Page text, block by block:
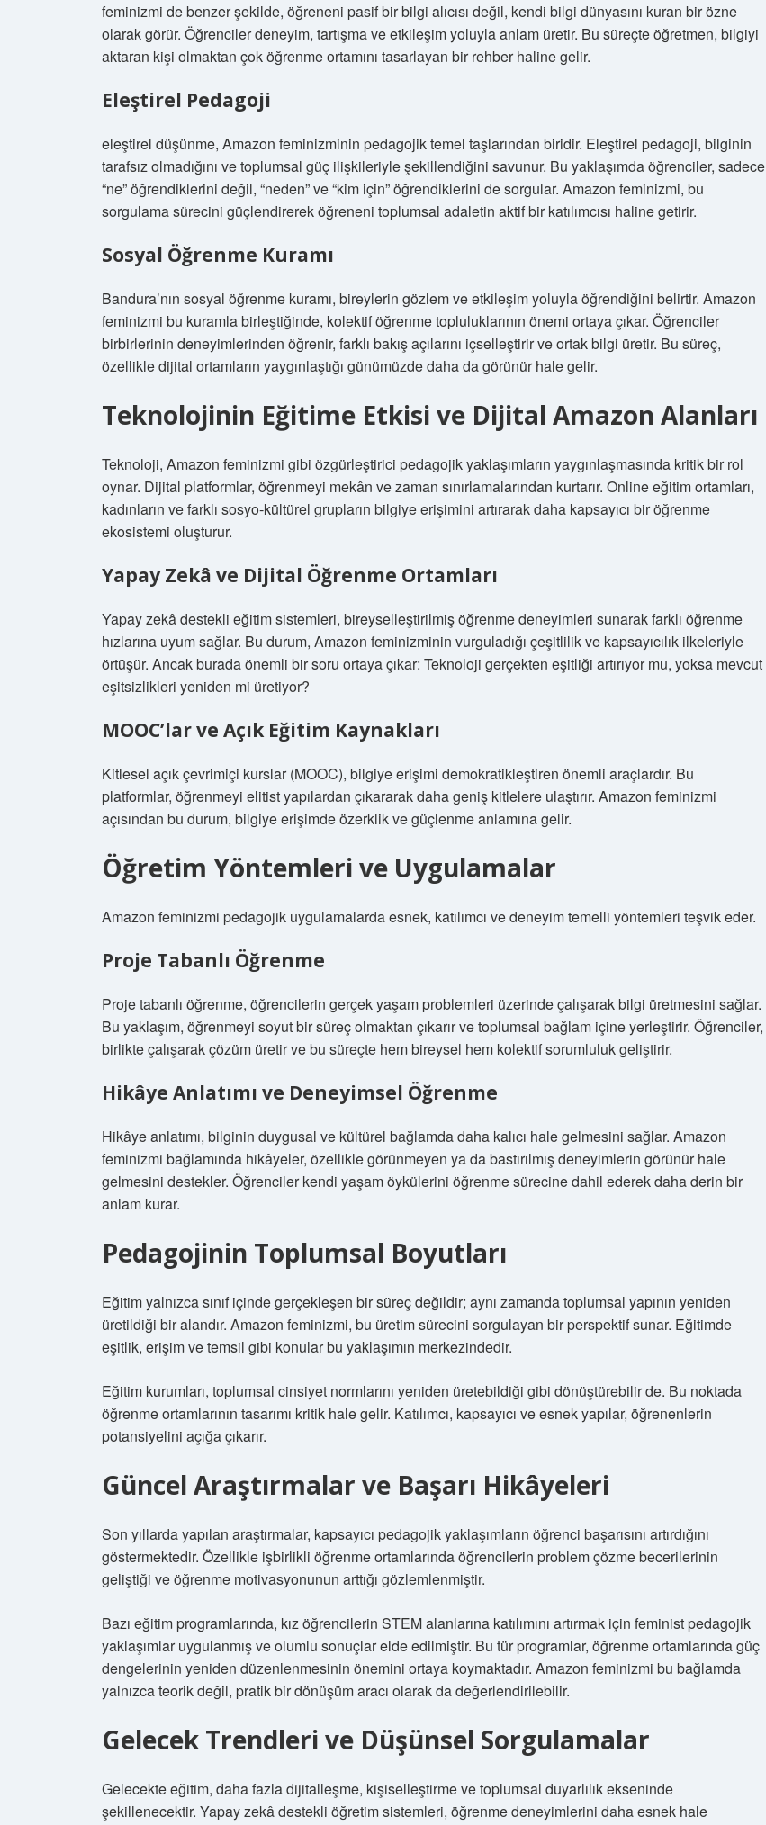
feminizmi de benzer şekilde, öğreneni pasif bir bilgi alıcısı değil, kendi bilgi dünyasını kuran bir özne
olarak görür. Öğrenciler deneyim, tartışma ve etkileşim yoluyla anlam üretir. Bu süreçte öğretmen, bilgiyi
aktaran kişi olmaktan çok öğrenme ortamını tasarlayan bir rehber haline gelir.
Eleştirel Pedagoji
eleştirel düşünme, Amazon feminizminin pedagojik temel taşlarından biridir. Eleştirel pedagoji, bilginin
tarafsız olmadığını ve toplumsal güç ilişkileriyle şekillendiğini savunur. Bu yaklaşımda öğrenciler, sadece
“ne” öğrendiklerini değil, “neden” ve “kim için” öğrendiklerini de sorgular. Amazon feminizmi, bu
sorgulama sürecini güçlendirerek öğreneni toplumsal adaletin aktif bir katılımcısı haline getirir.
Sosyal Öğrenme Kuramı
Bandura’nın sosyal öğrenme kuramı, bireylerin gözlem ve etkileşim yoluyla öğrendiğini belirtir. Amazon
feminizmi bu kuramla birleştiğinde, kolektif öğrenme topluluklarının önemi ortaya çıkar. Öğrenciler
birbirlerinin deneyimlerinden öğrenir, farklı bakış açılarını içselleştirir ve ortak bilgi üretir. Bu süreç,
özellikle dijital ortamların yaygınlaştığı günümüzde daha da görünür hale gelir.
Teknolojinin Eğitime Etkisi ve Dijital Amazon Alanları
Teknoloji, Amazon feminizmi gibi özgürleştirici pedagojik yaklaşımların yaygınlaşmasında kritik bir rol
oynar. Dijital platformlar, öğrenmeyi mekân ve zaman sınırlamalarından kurtarır. Online eğitim ortamları,
kadınların ve farklı sosyo-kültürel grupların bilgiye erişimini artırarak daha kapsayıcı bir öğrenme
ekosistemi oluşturur.
Yapay Zekâ ve Dijital Öğrenme Ortamları
Yapay zekâ destekli eğitim sistemleri, bireyselleştirilmiş öğrenme deneyimleri sunarak farklı öğrenme
hızlarına uyum sağlar. Bu durum, Amazon feminizminin vurguladığı çeşitlilik ve kapsayıcılık ilkeleriyle
örtüşür. Ancak burada önemli bir soru ortaya çıkar: Teknoloji gerçekten eşitliği artırıyor mu, yoksa mevcut
eşitsizlikleri yeniden mi üretiyor?
MOOC’lar ve Açık Eğitim Kaynakları
Kitlesel açık çevrimiçi kurslar (MOOC), bilgiye erişimi demokratikleştiren önemli araçlardır. Bu
platformlar, öğrenmeyi elitist yapılardan çıkararak daha geniş kitlelere ulaştırır. Amazon feminizmi
açısından bu durum, bilgiye erişimde özerklik ve güçlenme anlamına gelir.
Öğretim Yöntemleri ve Uygulamalar
Amazon feminizmi pedagojik uygulamalarda esnek, katılımcı ve deneyim temelli yöntemleri teşvik eder.
Proje Tabanlı Öğrenme
Proje tabanlı öğrenme, öğrencilerin gerçek yaşam problemleri üzerinde çalışarak bilgi üretmesini sağlar.
Bu yaklaşım, öğrenmeyi soyut bir süreç olmaktan çıkarır ve toplumsal bağlam içine yerleştirir. Öğrenciler,
birlikte çalışarak çözüm üretir ve bu süreçte hem bireysel hem kolektif sorumluluk geliştirir.
Hikâye Anlatımı ve Deneyimsel Öğrenme
Hikâye anlatımı, bilginin duygusal ve kültürel bağlamda daha kalıcı hale gelmesini sağlar. Amazon
feminizmi bağlamında hikâyeler, özellikle görünmeyen ya da bastırılmış deneyimlerin görünür hale
gelmesini destekler. Öğrenciler kendi yaşam öykülerini öğrenme sürecine dahil ederek daha derin bir
anlam kurar.
Pedagojinin Toplumsal Boyutları
Eğitim yalnızca sınıf içinde gerçekleşen bir süreç değildir; aynı zamanda toplumsal yapının yeniden
üretildiği bir alandır. Amazon feminizmi, bu üretim sürecini sorgulayan bir perspektif sunar. Eğitimde
eşitlik, erişim ve temsil gibi konular bu yaklaşımın merkezindedir.
Eğitim kurumları, toplumsal cinsiyet normlarını yeniden üretebildiği gibi dönüştürebilir de. Bu noktada
öğrenme ortamlarının tasarımı kritik hale gelir. Katılımcı, kapsayıcı ve esnek yapılar, öğrenenlerin
potansiyelini açığa çıkarır.
Güncel Araştırmalar ve Başarı Hikâyeleri
Son yıllarda yapılan araştırmalar, kapsayıcı pedagojik yaklaşımların öğrenci başarısını artırdığını
göstermektedir. Özellikle işbirlikli öğrenme ortamlarında öğrencilerin problem çözme becerilerinin
geliştiği ve öğrenme motivasyonunun arttığı gözlemlenmiştir.
Bazı eğitim programlarında, kız öğrencilerin STEM alanlarına katılımını artırmak için feminist pedagojik
yaklaşımlar uygulanmış ve olumlu sonuçlar elde edilmiştir. Bu tür programlar, öğrenme ortamlarında güç
dengelerinin yeniden düzenlenmesinin önemini ortaya koymaktadır. Amazon feminizmi bu bağlamda
yalnızca teorik değil, pratik bir dönüşüm aracı olarak da değerlendirilebilir.
Gelecek Trendleri ve Düşünsel Sorgulamalar
Gelecekte eğitim, daha fazla dijitalleşme, kişiselleştirme ve toplumsal duyarlılık ekseninde
şekillenecektir. Yapay zekâ destekli öğretim sistemleri, öğrenme deneyimlerini daha esnek hale